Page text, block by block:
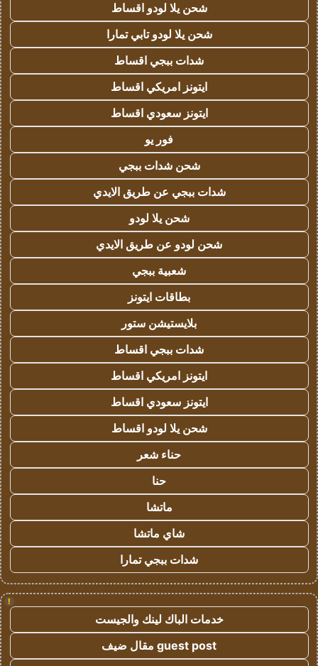
شحن يلا لودو اقساط
شحن يلا لودو تابي تمارا
شدات ببجي اقساط
ايتونز امريكي اقساط
ايتونز سعودي اقساط
فور يو
شحن شدات ببجي
شدات ببجي عن طريق الايدي
شحن يلا لودو
شحن لودو عن طريق الايدي
شعبية ببجي
بطاقات ايتونز
بلايستيشن ستور
شدات ببجي اقساط
ايتونز امريكي اقساط
ايتونز سعودي اقساط
شحن يلا لودو اقساط
حناء شعر
حنا
ماتشا
شاي ماتشا
شدات ببجي تمارا
!
خدمات الباك لينك والجيست
guest post مقال ضيف